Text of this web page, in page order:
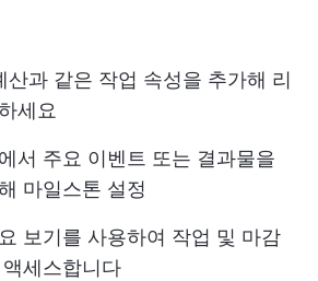
산과 같은 작업 속성을 추가해 리
세요
서 주요 이벤트 또는 결과물을
마일스톤 설정
보기를 사용하여 작업 및 마감
세스합니다